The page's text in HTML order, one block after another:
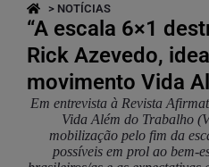
> NOTÍCIAS
“A escala 6×1
Rick Azevedo,
movimento Vida
Em entrevista à Revista
Vida Além do Trabalho
mobilização pelo fim da
possíveis em prol ao bem-